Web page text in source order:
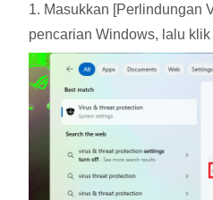
1. Masukkan [Perlindungan
pencarian Windows, lalu klik